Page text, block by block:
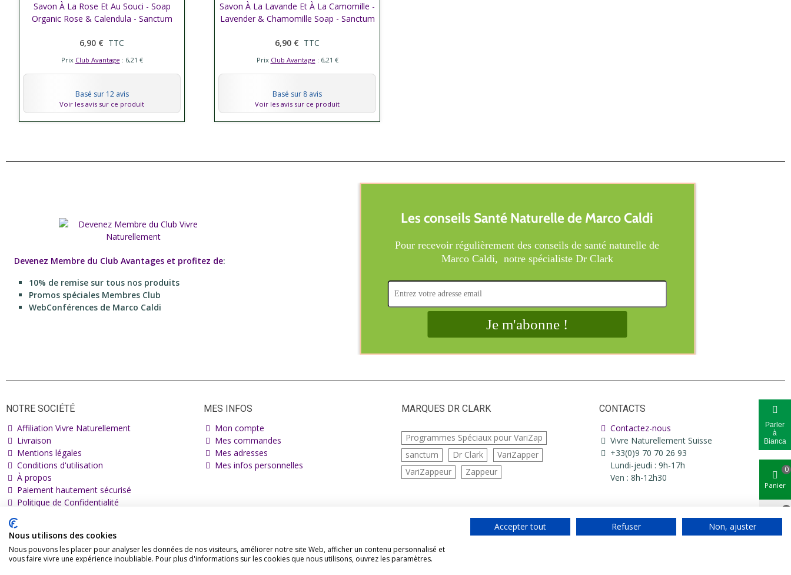
Afficher plus
Savon À La Rose Et Au Souci - Soap
Organic Rose & Calendula - Sanctum
6,90 € TTC
Prix Club Avantage : 6,21 €
Basé sur 12 avis
Voir les avis sur ce produit
Afficher plus
Savon À La Lavande Et À La Camomille -
Lavender & Chamomille Soap - Sanctum
6,90 € TTC
Prix Club Avantage : 6,21 €
Basé sur 8 avis
Voir les avis sur ce produit
Devenez Membre du Club Avantages et profitez de:
10% de remise sur tous nos produits
Promos spéciales Membres Club
WebConférences de Marco Caldi
NOTRE SOCIÉTÉ
Affiliation Vivre Naturellement
Livraison
Mentions légales
Conditions d'utilisation
À propos
Paiement hautement sécurisé
Politique de Confidentialité
MES INFOS
Mon compte
Mes commandes
Mes adresses
Mes infos personnelles
MARQUES DR CLARK
Programmes Spéciaux pour VariZap
sanctum
Dr Clark
VariZapper
VariZappeur
Zappeur
CONTACTS
Contactez-nous
Vivre Naturellement Suisse
+33(0)9 70 70 26 93
Lundi-jeudi : 9h-17h
Ven : 8h-12h30
Parler
à
Bianca
Vivre Naturellement tous droits réservés
Panier
0
0
Nous utilisons des cookies
Nous pouvons les placer pour analyser les données de nos visiteurs, améliorer notre site Web, afficher un contenu personnalisé et
vous faire vivre une expérience inoubliable. Pour plus d'informations sur les cookies que nous utilisons, ouvrez les paramètres.
Accepter tout Refuser Non, ajuster